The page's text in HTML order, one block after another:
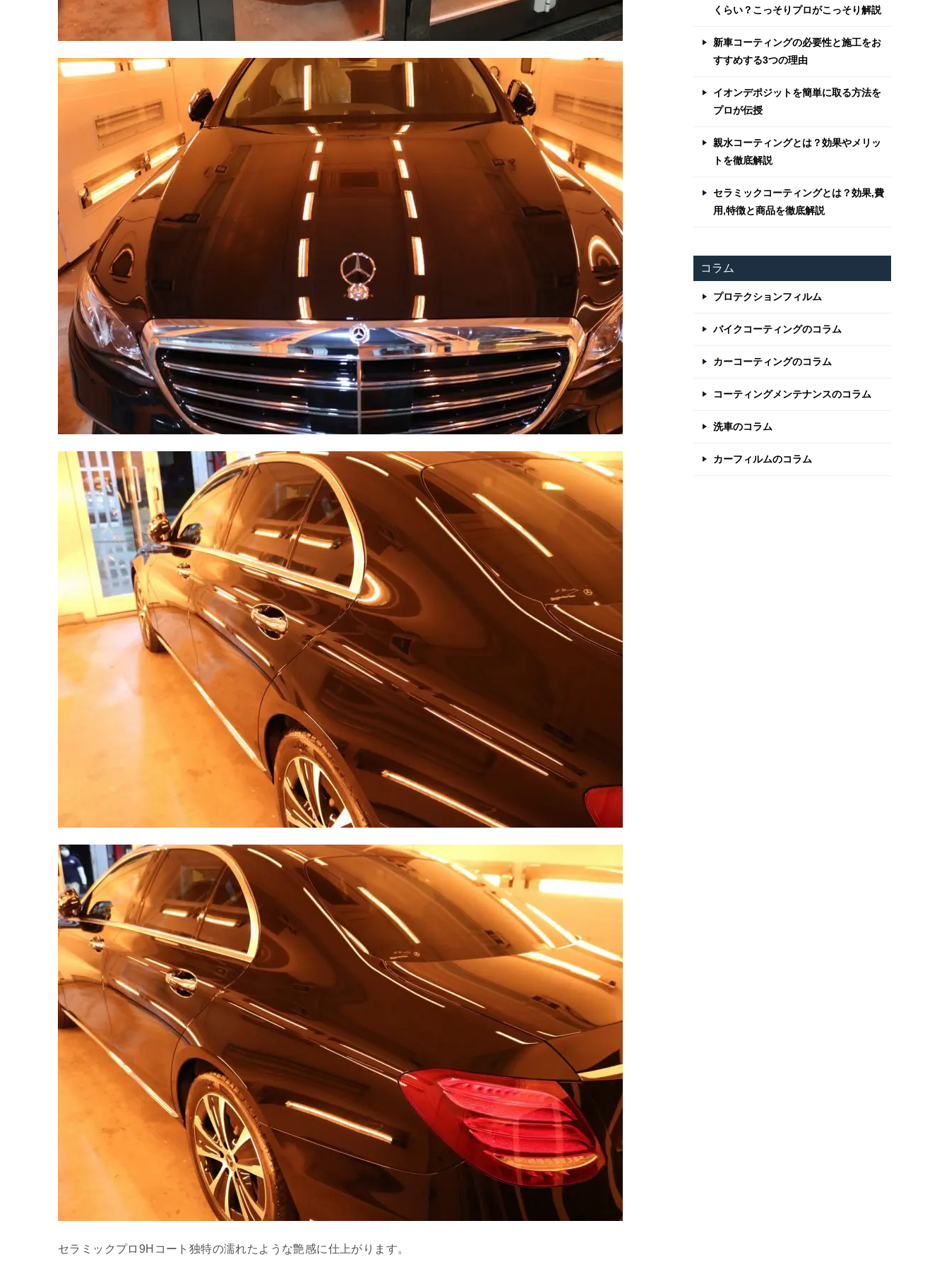
セラミックプロ9Hコート独特の濡れたような艶感に仕上がります。
くらい？こっそりプロがこっそり解説
新車コーティングの必要性と施工をお
すすめする3つの理由
イオンデポジットを簡単に取る方法を
プロが伝授
親水コーティングとは？効果やメリッ
トを徹底解説
セラミックコーティングとは？効果,費
用,特徴と商品を徹底解説
コラム
プロテクションフィルム
バイクコーティングのコラム
カーコーティングのコラム
コーティングメンテナンスのコラム
洗車のコラム
カーフィルムのコラム